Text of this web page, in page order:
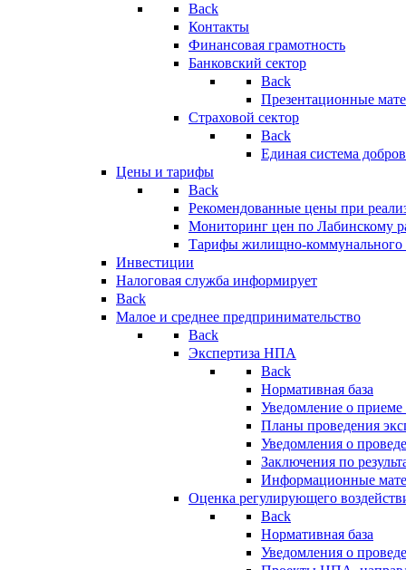
Back
Контакты
Финансовая грамотность
Банковский сектор
Back
Презентационные
Страховой сектор
Back
Единая система
Цены и тарифы
Back
Рекомендованные цены при
Мониторинг цен по Лабинскому
Тарифы жилищно-коммунального
Инвестиции
Налоговая служба информирует
Back
Малое и среднее предпринимательство
Back
Экспертиза НПА
Back
Нормативная база
Уведомление о
Планы проведения
Уведомления о
Заключения по
Информационные
Оценка регулирующего
Back
Нормативная база
Уведомления о